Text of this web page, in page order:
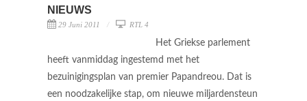
NIEUWS
29 Juni 2011 RTL 4
Het Griekse parlement
heeft vanmiddag ingestemd met het
bezuinigingsplan van premier Papandreou. Dat is
een noodzakelijke stap, om nieuwe miljardensteun